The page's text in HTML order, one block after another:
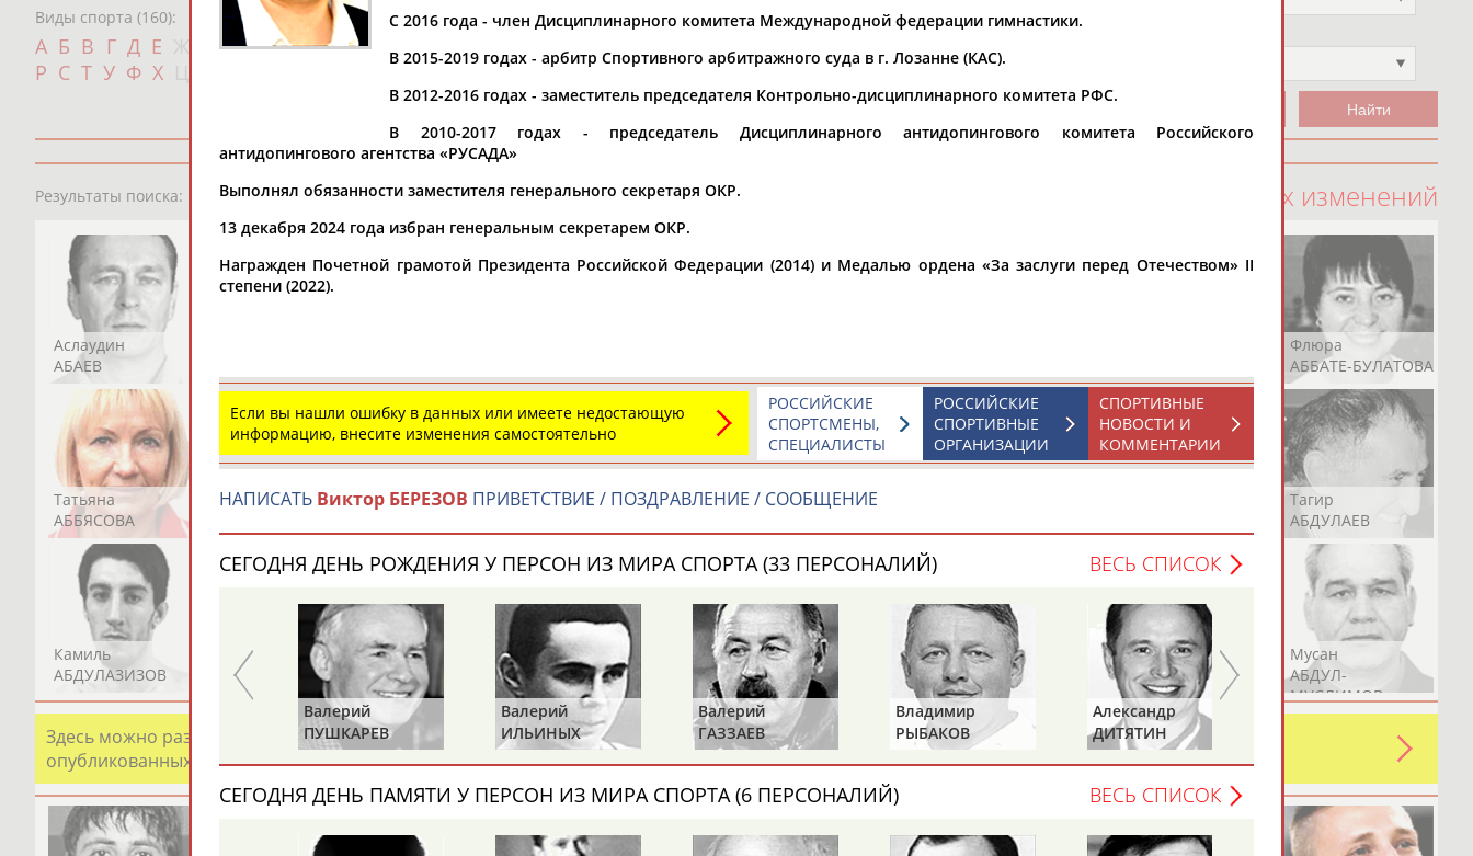
Виды спорта (160):
А Б В Г Д Е И К Л М Н О
П
Р С Т У Ф Х
Дата рождения
с
чч мм год по чч мм год
Результаты поиска: 13181персон 100 последних изменений
Аслаудин
АБАЕВ
Флюра
АББАТЕ-БУЛАТОВА
Татьяна
АББЯСОВА
Акжана
Артур
Каримжан
Аделя
Андрей
Тагир
АБДУЛАЕВ
Камиль
АБДУЛАЗИЗОВ
Загалав
АБДУЛБЕКОВ
Камалудин
АБДУЛДАУДОВ
Абдула
АБДУЛЖАЛИЛОВ
Магомед
АБДУЛКАГИРОВ
Назир
АБДУЛЛАЕВ
Аслан
АБДУЛЛИН
Эмиль
АБДУЛЛИН
Мусан
АБДУЛ-
МУСЛИМОВ
Здесь можно разместить информацию о хорошо известном спортсмене, тренере, специалисте или исправить какую-либо ошибку в уже
опубликованных записях. Страна должна знать своих героев! Герои спорта - это одни из главных патриотов своей страны!
С 2016 года - член Дисциплинарного комитета Международной федерации гимнастики.
В 2015-2019 годах - арбитр Спортивного арбитражного суда в г. Лозанне (КАС).
В 2012-2016 годах - заместитель председателя Контрольно-дисциплинарного комитета РФС.
В 2010-2017 годах - председатель Дисциплинарного антидопингового комитета Российского
антидопингового агентства «РУСАДА»
Выполнял обязанности заместителя генерального секретаря ОКР.
13 декабря 2024 года избран генеральным секретарем ОКР.
Награжден Почетной грамотой Президента Российской Федерации (2014) и Медалью ордена «За заслуги перед Отечеством» II
степени (2022).
Если вы нашли ошибку в данных или имеете недостающую
информацию, внесите изменения самостоятельно
СПОРТИВНЫЕ
НОВОСТИ И
КОММЕНТАРИИ
РОССИЙСКИЕ
СПОРТИВНЫЕ
ОРГАНИЗАЦИИ
РОССИЙСКИЕ
СПОРТСМЕНЫ,
СПЕЦИАЛИСТЫ
НАПИСАТЬ Виктор БЕРЕЗОВ ПРИВЕТСТВИЕ / ПОЗДРАВЛЕНИЕ / СООБЩЕНИЕ
СЕГОДНЯ ДЕНЬ РОЖДЕНИЯ У ПЕРСОН ИЗ МИРА СПОРТА (33 ПЕРСОНАЛИЙ) ВЕСЬ СПИСОК
Харис
ЮНИЧЕВ
Валерий
ПУШКАРЕВ
Валерий
ИЛЬИНЫХ
Валерий
ГАЗЗАЕВ
Владимир
РЫБАКОВ
Александр
ДИТЯТИН
Лариса
СЕГОДНЯ ДЕНЬ ПАМЯТИ У ПЕРСОН ИЗ МИРА СПОРТА (6 ПЕРСОНАЛИЙ) ВЕСЬ СПИСОК